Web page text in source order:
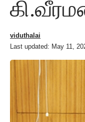
Last updated: May 11,
viduthalai